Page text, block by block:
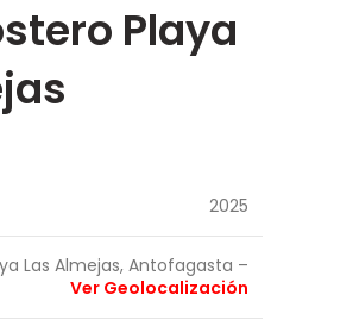
Playa
2025
Las Almejas, Antofagasta –
Ver Geolocalización